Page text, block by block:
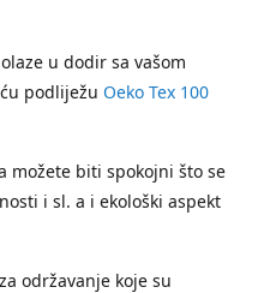
u dodir sa vašom
podliježu Oeko Tex 100
možete biti spokojni što se
i sl. a i ekološki aspekt
održavanje koje su